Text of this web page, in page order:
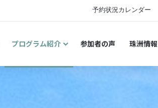
予約状況カレンダー
プログラム紹介 参加者の声 珠洲情報